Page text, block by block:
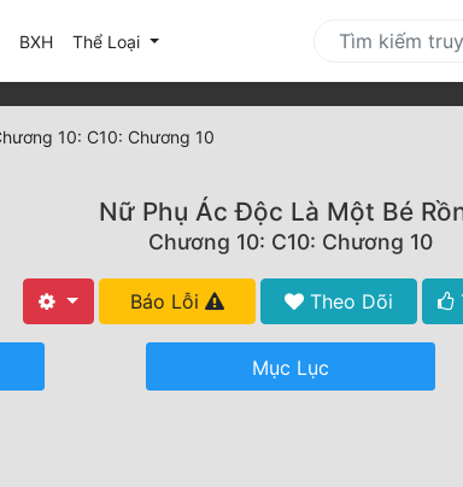
(current)
BXH Thể Loại
10: C10: Chương 10
Nữ Phụ Ác Độc Là Một Bé
Chương 10: C10: Chương 10
Báo Lỗi Theo Dõi
Mục Lục